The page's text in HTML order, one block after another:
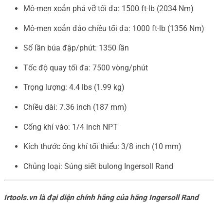
Mô-men xoắn phá vỡ tối đa: 1500 ft-lb (2034 Nm)
Mô-men xoắn đảo chiều tối đa: 1000 ft-lb (1356 Nm)
Số lần búa đập/phút: 1350 lần
Tốc độ quay tối đa: 7500 vòng/phút
Trọng lượng: 4.4 lbs (1.99 kg)
Chiều dài: 7.36 inch (187 mm)
Cổng khí vào: 1/4 inch NPT
Kích thước ống khí tối thiểu: 3/8 inch (10 mm)
Chủng loại: Súng siết bulong Ingersoll Rand
Irtools.vn là đại diện chính hãng của hãng Ingersoll Rand